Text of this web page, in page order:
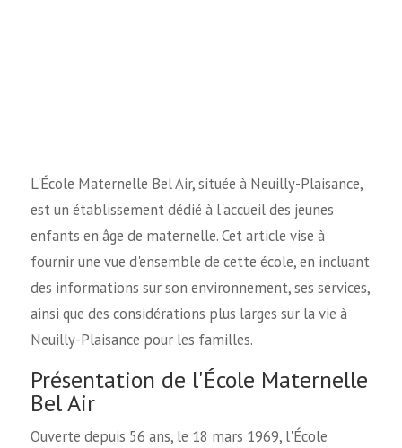
L'École Maternelle Bel Air, située à Neuilly-Plaisance,
est un établissement dédié à l'accueil des jeunes
enfants en âge de maternelle. Cet article vise à
fournir une vue d'ensemble de cette école, en incluant
des informations sur son environnement, ses services,
ainsi que des considérations plus larges sur la vie à
Neuilly-Plaisance pour les familles.
Présentation de l'École Maternelle
Bel Air
Ouverte depuis 56 ans, le 18 mars 1969, l'École